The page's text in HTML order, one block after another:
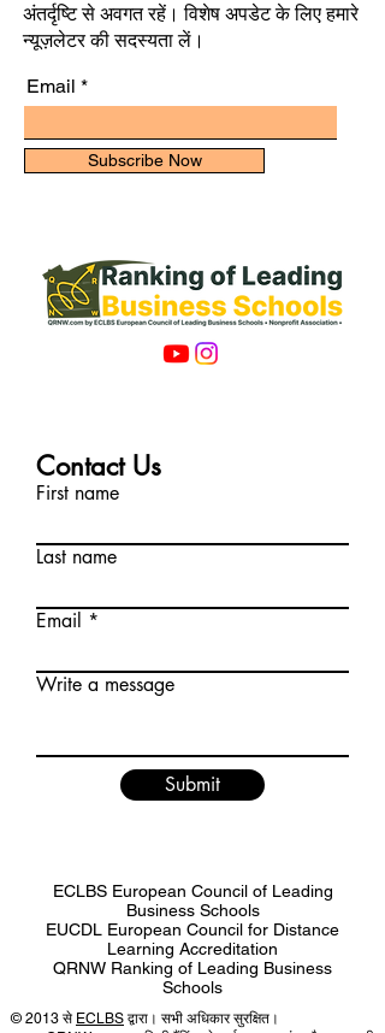
अंतर्दृष्टि से अवगत रहें। विशेष अपडेट के लिए हमारे
न्यूज़लेटर की सदस्यता लें।
Email
Subscribe Now
Contact Us
First name
Last name
Email
Write a message
Submit
ECLBS European Council of Leading
Business Schools
EUCDL European Council for Distance
Learning Accreditation
QRNW Ranking of Leading Business
Schools
© 2013 से ECLBS द्वारा। सभी अधिकार सुरक्षित।